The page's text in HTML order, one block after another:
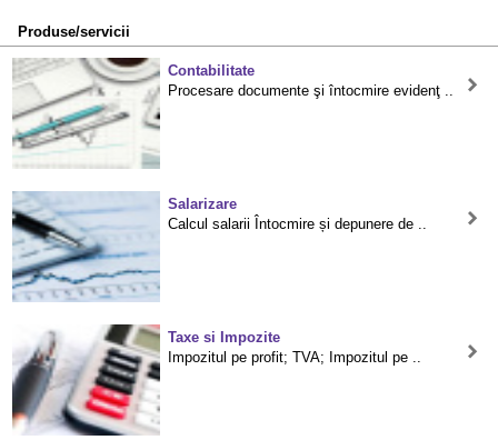
Produse/servicii
Contabilitate
Procesare documente şi întocmire evidenţ ..
Salarizare
Calcul salarii Întocmire și depunere de ..
Taxe si Impozite
Impozitul pe profit; TVA; Impozitul pe ..